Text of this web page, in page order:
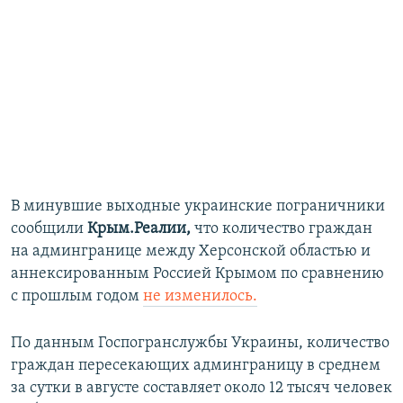
В минувшие выходные украинские пограничники
сообщили Крым.Реалии, что количество граждан
на админгранице между Херсонской областью и
аннексированным Россией Крымом по сравнению
с прошлым годом не изменилось.
По данным Госпогранслужбы Украины, количество
граждан пересекающих админграницу в среднем
за сутки в августе составляет около 12 тысяч человек